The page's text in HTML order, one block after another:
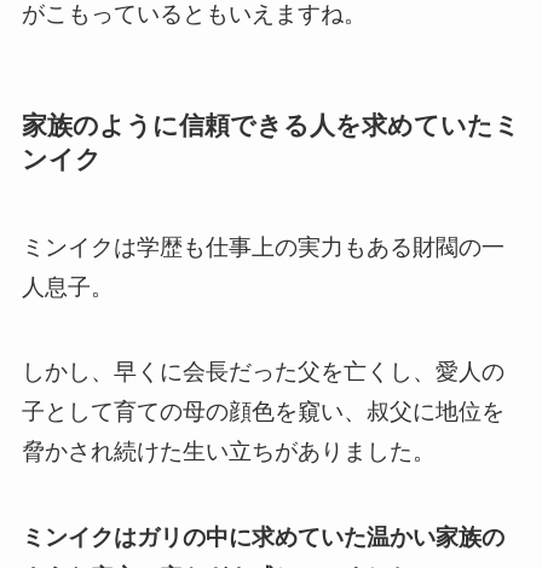
がこもっているともいえますね。
家族のように信頼できる人を求めていたミ
ンイク
ミンイクは学歴も仕事上の実力もある財閥の一
人息子。
しかし、早くに会長だった父を亡くし、愛人の
子として育ての母の顔色を窺い、叔父に地位を
脅かされ続けた生い立ちがありました。
ミンイクはガリの中に求めていた温かい家族の